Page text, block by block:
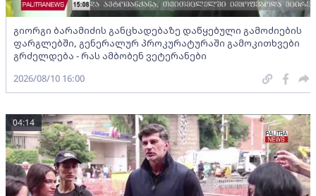
გიორგი ბარამიძის განცხადებაზე დაწყებული გამოძიების
ფარგლებში, გენერალურ პროკურატურაში გამოკითხვები
გრძელდება - რას ამბობენ ვეტერანები
2026/08/10 16:00
04:14